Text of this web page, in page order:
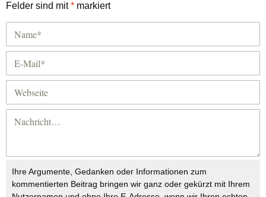
Felder sind mit* markiert
Ihre Argumente, Gedanken oder Informationen zum
kommentierten Beitrag bringen wir ganz oder gekürzt mit Ihrem